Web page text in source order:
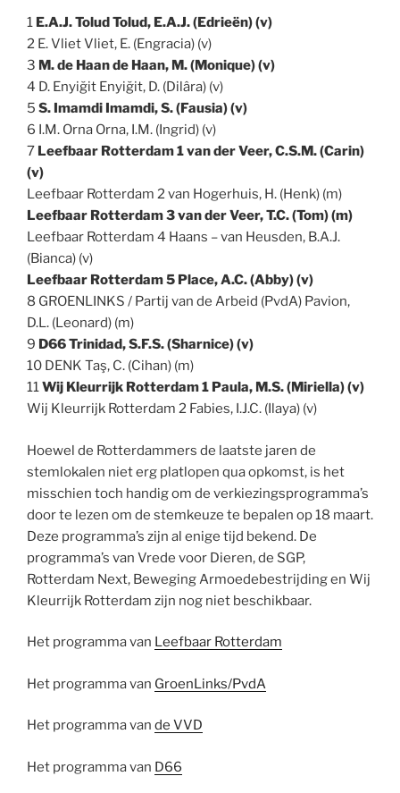
1 E.A.J. Tolud Tolud, E.A.J. (Edrieën) (v)
2 E. Vliet Vliet, E. (Engracia) (v)
3 M. de Haan de Haan, M. (Monique) (v)
4 D. Enyiğit Enyiğit, D. (Dilâra) (v)
5 S. Imamdi Imamdi, S. (Fausia) (v)
6 I.M. Orna Orna, I.M. (Ingrid) (v)
7 Leefbaar Rotterdam 1 van der Veer, C.S.M. (Carin)
(v)
Leefbaar Rotterdam 2 van Hogerhuis, H. (Henk) (m)
Leefbaar Rotterdam 3 van der Veer, T.C. (Tom) (m)
Leefbaar Rotterdam 4 Haans – van Heusden, B.A.J.
(Bianca) (v)
Leefbaar Rotterdam 5 Place, A.C. (Abby) (v)
8 GROENLINKS / Partij van de Arbeid (PvdA) Pavion,
D.L. (Leonard) (m)
9 D66 Trinidad, S.F.S. (Sharnice) (v)
10 DENK Taş, C. (Cihan) (m)
11Wij Kleurrijk Rotterdam 1 Paula, M.S. (Miriella) (v)
Wij Kleurrijk Rotterdam 2 Fabies, I.J.C. (Ilaya) (v)
Hoewel de Rotterdammers de laatste jaren de
stemlokalen niet erg platlopen qua opkomst, is het
misschien toch handig om de verkiezingsprogramma’s
door te lezen om de stemkeuze te bepalen op 18 maart.
Deze programma’s zijn al enige tijd bekend. De
programma’s van Vrede voor Dieren, de SGP,
Rotterdam Next, Beweging Armoedebestrijding en Wij
Kleurrijk Rotterdam zijn nog niet beschikbaar.
Het programma van Leefbaar Rotterdam
Het programma van GroenLinks/PvdA
Het programma van de VVD
Het programma van D66